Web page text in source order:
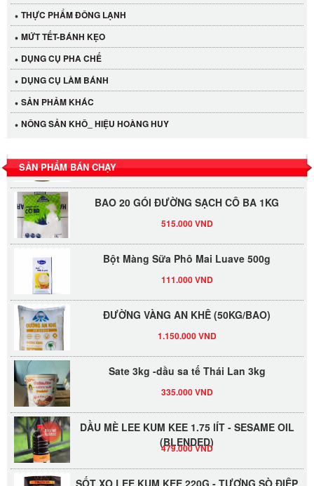
THỰC PHẨM ĐÔNG LẠNH
MỨT TẾT-BÁNH KẸO
DỤNG CỤ PHA CHẾ
DỤNG CỤ LÀM BÁNH
SẢN PHẢM KHÁC
NÔNG SẢN KHÔ_ HIỆU HOÀNG HUY
SẢN PHẨM BÁN CHẠY
Cần Tây Đà Lạt
40.000 VND
LỐC 12 HỦ Tương xí muội LKK 260g
47.000 VND
BAO 20 GÓI ĐƯỜNG SẠCH CÔ BA 1KG
Bột Màng Sữa Phô Mai Luave 500g
ĐƯỜNG VÀNG AN KHÊ (50KG/BAO)
Sate 3kg -dầu sa tế Thái Lan 3kg
DẦU MÈ LEE KUM KEE 1.75 lÍT - SESAME OIL
(BLENDED)
479.000 VND
SỐT XO LEE KUM KEE 220G - TƯƠNG SÒ ĐIỆP